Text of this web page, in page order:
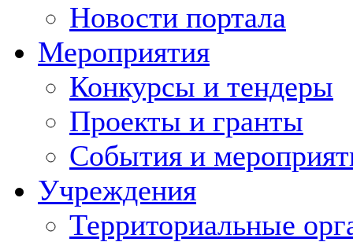
Новости портала
Мероприятия
Конкурсы и тендеры
Проекты и гранты
События и
Учреждения
Территориальные